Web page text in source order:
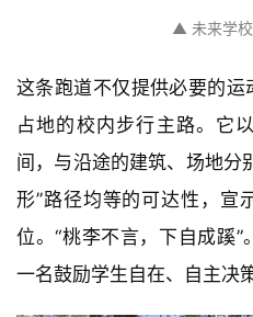
▲ 未来学
这条跑道不仅提供必要的
占地的校内步行主路。它
间，与沿途的建筑、场地分
形”路径均等的可达性，宣
位。“桃李不言，下自成蹊
一名鼓励学生自在、自主决